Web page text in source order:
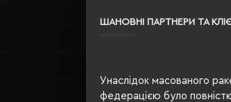
ШАНОВНІ ПАРТНЕРИ ТА
Унаслідок масованого
федерацією було